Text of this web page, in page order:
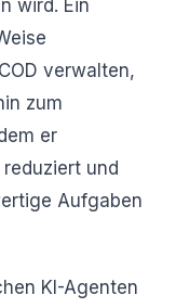
wird. Ein
verwalten,
zum
er
und
Aufgaben
KI-Agenten